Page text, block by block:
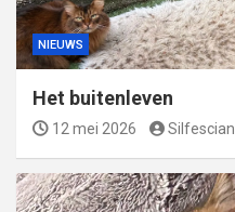
NIEUWS
Het buitenleven
12 mei 2026 Silfescian